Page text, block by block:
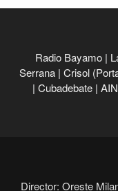
Radio Bayamo |
Serrana | Crisol
| Cubadebate | AIN
Director: Oreste